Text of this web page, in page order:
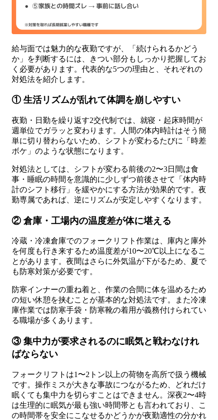
給与面では魅力的な夜勤ですが、「続けられるかどう
か」を判断するには、きつい部分もしっかり把握してお
く必要があります。代表的な5つの理由と、それぞれの
対処法を紹介します。
① 生活リズムが乱れて体調を崩しやすい
夜勤・日勤を繰り返す2交代制では、就寝・起床時間が
週単位でガラッと変わります。人間の体内時計はそう簡
単に切り替わらないため、シフトが変わるたびに「時差
ボケ」のような状態になります。
対処法としては、シフトが変わる前後の2〜3日間は食
事・睡眠の時間を意識的に少しずつ前後させて「体内時
計のシフト移行」を緩やかにする方法が効果的です。夜
勤専属であれば、逆にリズムが安定しやすくなります。
② 倉庫・工場内の温度差が体に堪える
冷蔵・冷凍倉庫でのフォークリフト作業は、庫内と庫外
を何度も行き来するため温度差が10〜20℃以上になるこ
とがあります。夜間はさらに外気温が下がるため、夏で
も防寒対策が必要です。
防寒インナーの重ね着と、作業の合間に体を温めるため
の短い休憩を挟むことが基本的な対処法です。また冷凍
庫作業では防寒手袋・防寒靴の着用が義務付けられてい
る職場が多くあります。
③ 集中力が要求されるのに眠気と戦わなけれ
ばならない
フォークリフトは1〜2トン以上の荷物を高所で扱う機械
です。操作ミスが大きな事故につながるため、どれだけ
眠くても集中力を切らすことはできません。深夜2〜4時
は生理的に眠気が最も強い時間帯とも言われており、こ
の時間帯を安全にこなせるかどうかが夜勤適性の分かれ